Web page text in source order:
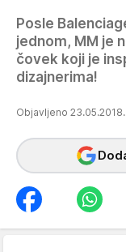
Posle
jednom, MM je
čovek koji je
dizajnerima!
Objavljeno 23.05.2018.